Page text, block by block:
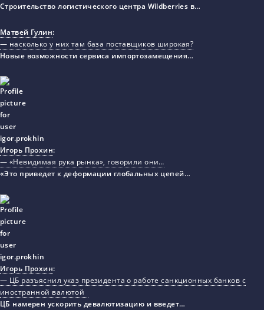
Строительство логистического центра Wildberries в…
Матвей Гулин:
— насколько у них там база поставщиков широкая?
Новые возможности сервиса импортозамещения…
Игорь Прохин:
— «Невидимая рука рынка», говорили они…
«Это приведет к деформации глобальных цепей…
Игорь Прохин:
— ЦБ разъяснил указ президента о работе санкционных банков с
иностранной валютой
ЦБ намерен ускорить девалютизацию и введет…